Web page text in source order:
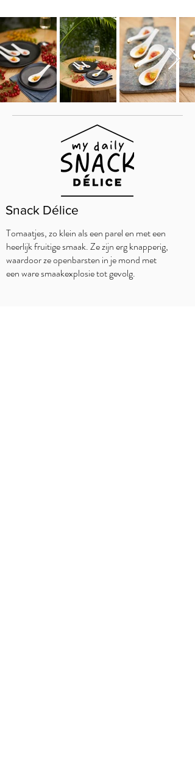
Snack Délice
Tomaatjes, zo klein als een parel en met een
heerlijk fruitige smaak. Ze zijn erg knapperig,
waardoor ze openbarsten in je mond met
een ware smaakexplosie tot gevolg.